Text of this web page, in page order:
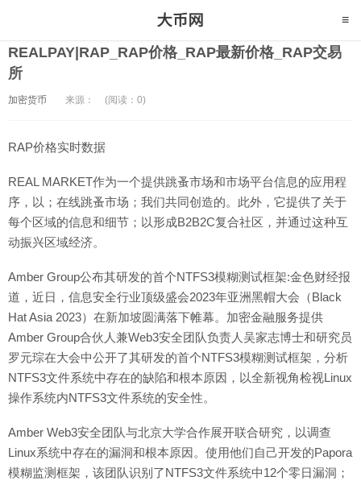
REALPAY|RAP_RAP价格_RAP最新价格_RAP交易
所
加密货币 来源： (阅读：0)
RAP价格实时数据
REAL MARKET作为一个提供跳蚤市场和市场平台信息的应用程
序，以；在线跳蚤市场；我们共同创造的。此外，它提供了关于
每个区域的信息和细节；以形成B2B2C复合社区，并通过这种互
动振兴区域经济。
Amber Group公布其研发的首个NTFS3模糊测试框架:金色财经报
道，近日，信息安全行业顶级盛会2023年亚洲黑帽大会（Black
Hat Asia 2023）在新加坡圆满落下帷幕。加密金融服务提供
Amber Group合伙人兼Web3安全团队负责人吴家志博士和研究员
罗元琮在大会中公开了其研发的首个NTFS3模糊测试框架，分析
NTFS3文件系统中存在的缺陷和根本原因，以全新视角检视Linux
操作系统内NTFS3文件系统的安全性。
Amber Web3安全团队与北京大学合作展开联合研究，以调查
Linux系统中存在的漏洞和根本原因。使用他们自己开发的Papora
模糊监测框架，该团队识别了NTFS3文件系统中12个零日漏洞；